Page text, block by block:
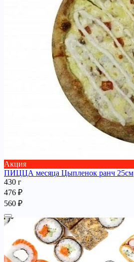
Акция
ПИЦЦА месяца Цыпленок ранч 25см
430 г
476 ₽
560 ₽